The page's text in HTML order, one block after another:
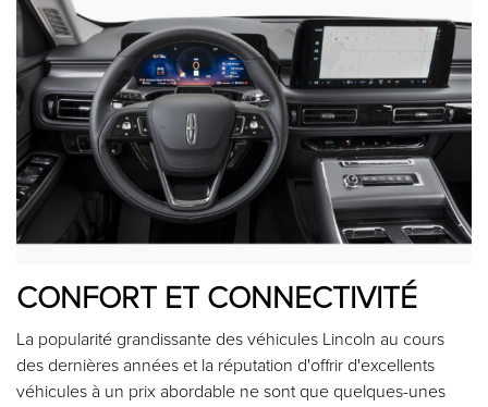
CONFORT ET CONNECTIVITÉ
La popularité grandissante des véhicules Lincoln au cours
des dernières années et la réputation d'offrir d'excellents
véhicules à un prix abordable ne sont que quelques-unes